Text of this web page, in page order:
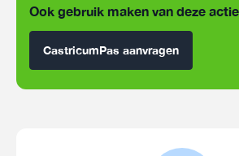
Ook gebruik maken van deze
CastricumPas aanvragen